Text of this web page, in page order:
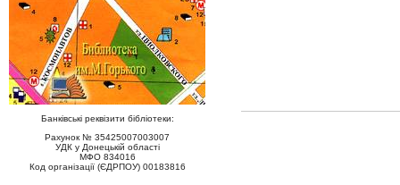
Банківські реквізити бібліотеки:
Рахунок № 35425007003007
УДК у Донецькій області
МФО 834016
Код організації (ЄДРПОУ) 00183816